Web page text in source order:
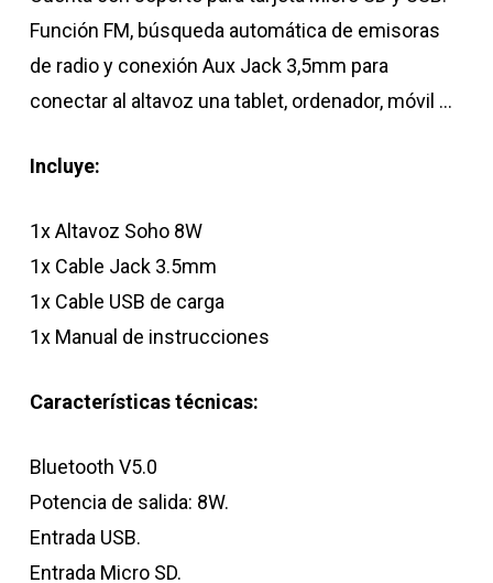
Función FM, búsqueda automática de emisoras
de radio y conexión Aux Jack 3,5mm para
conectar al altavoz una tablet, ordenador, móvil …
Incluye:
1x Altavoz Soho 8W
1x Cable Jack 3.5mm
1x Cable USB de carga
1x Manual de instrucciones
Características técnicas:
Bluetooth V5.0
Potencia de salida: 8W.
Entrada USB.
Entrada Micro SD.